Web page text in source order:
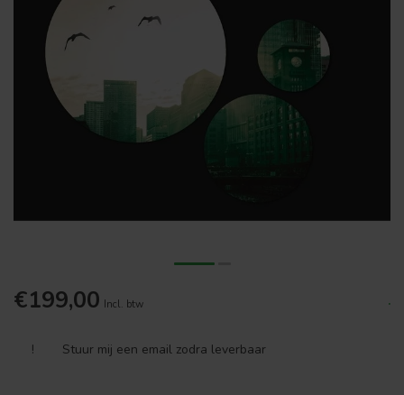
€199,00 Incl. btw .
! Stuur mij een email zodra leverbaar